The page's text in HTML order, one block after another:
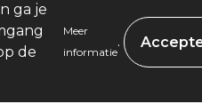
ga je
de
Meer
informatie
.